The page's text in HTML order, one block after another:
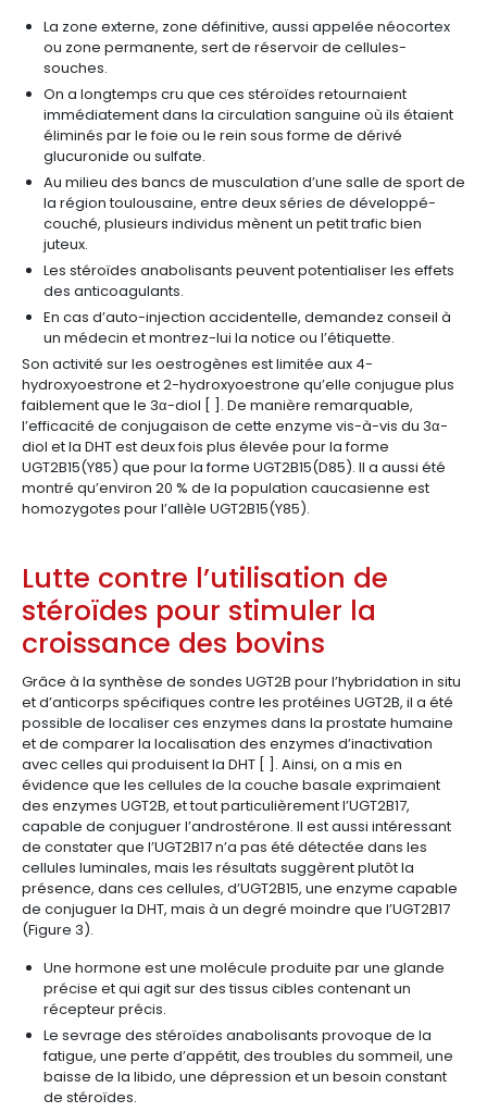
La zone externe, zone définitive, aussi appelée néocortex
ou zone permanente, sert de réservoir de cellules-
souches.
On a longtemps cru que ces stéroïdes retournaient
immédiatement dans la circulation sanguine où ils étaient
éliminés par le foie ou le rein sous forme de dérivé
glucuronide ou sulfate.
Au milieu des bancs de musculation d’une salle de sport de
la région toulousaine, entre deux séries de développé-
couché, plusieurs individus mènent un petit trafic bien
juteux.
Les stéroïdes anabolisants peuvent potentialiser les effets
des anticoagulants.
En cas d’auto-injection accidentelle, demandez conseil à
un médecin et montrez-lui la notice ou l’étiquette.
Son activité sur les oestrogènes est limitée aux 4-
hydroxyoestrone et 2-hydroxyoestrone qu’elle conjugue plus
faiblement que le 3α-diol [ ]. De manière remarquable,
l’efficacité de conjugaison de cette enzyme vis-à-vis du 3α-
diol et la DHT est deux fois plus élevée pour la forme
UGT2B15(Y85) que pour la forme UGT2B15(D85). Il a aussi été
montré qu’environ 20 % de la population caucasienne est
homozygotes pour l’allèle UGT2B15(Y85).
Lutte contre l’utilisation de
stéroïdes pour stimuler la
croissance des bovins
Grâce à la synthèse de sondes UGT2B pour l’hybridation in situ
et d’anticorps spécifiques contre les protéines UGT2B, il a été
possible de localiser ces enzymes dans la prostate humaine
et de comparer la localisation des enzymes d’inactivation
avec celles qui produisent la DHT [ ]. Ainsi, on a mis en
évidence que les cellules de la couche basale exprimaient
des enzymes UGT2B, et tout particulièrement l’UGT2B17,
capable de conjuguer l’androstérone. Il est aussi intéressant
de constater que l’UGT2B17 n’a pas été détectée dans les
cellules luminales, mais les résultats suggèrent plutôt la
présence, dans ces cellules, d’UGT2B15, une enzyme capable
de conjuguer la DHT, mais à un degré moindre que l’UGT2B17
(Figure 3).
Une hormone est une molécule produite par une glande
précise et qui agit sur des tissus cibles contenant un
récepteur précis.
Le sevrage des stéroïdes anabolisants provoque de la
fatigue, une perte d’appétit, des troubles du sommeil, une
baisse de la libido, une dépression et un besoin constant
de stéroïdes.